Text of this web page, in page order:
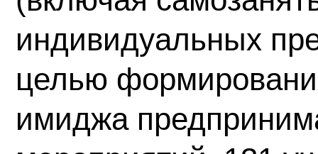
индивидуальных
целью
имиджа